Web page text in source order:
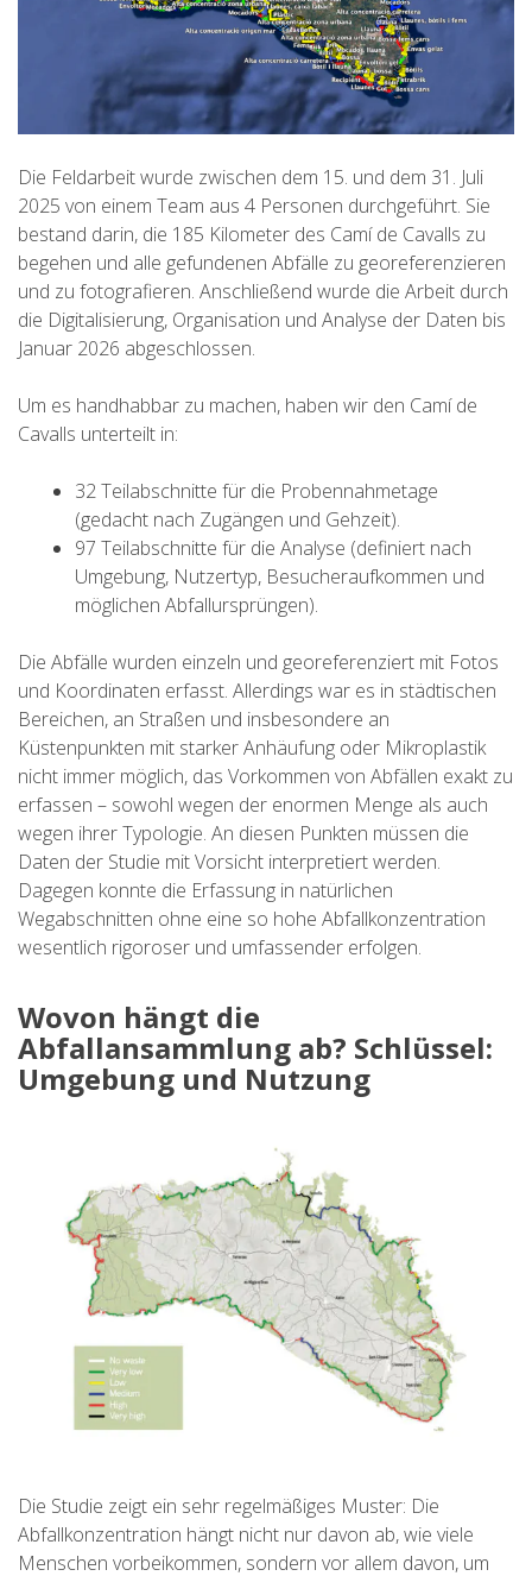
7 ETAPPEN
6 ETAPPEN
4 ETAPPEN
NON-STOP
RANKING
SUPPORT SERVICE
SUBMIT AN ATTEMPT
PREIS
DIENSTLEISTUNGEN
UNTERKUNFT
EXTRAS
REGLEMENT
UMWELTENGAGEMENT
CONSERVATION PROJECT
0º PLASTIC
BACHRENATURIERUNG
Die Feldarbeit wurde zwischen dem 15. und dem 31. Juli
2025 von einem Team aus 4 Personen durchgeführt. Sie
bestand darin, die 185 Kilometer des Camí de Cavalls zu
begehen und alle gefundenen Abfälle zu georeferenzieren
und zu fotografieren. Anschließend wurde die Arbeit durch
die Digitalisierung, Organisation und Analyse der Daten bis
Januar 2026 abgeschlossen.
Um es handhabbar zu machen, haben wir den Camí de
Cavalls unterteilt in:
32 Teilabschnitte für die Probennahmetage
(gedacht nach Zugängen und Gehzeit).
97 Teilabschnitte für die Analyse (definiert nach
Umgebung, Nutzertyp, Besucheraufkommen und
möglichen Abfallursprüngen).
Die Abfälle wurden einzeln und georeferenziert mit Fotos
und Koordinaten erfasst. Allerdings war es in städtischen
Bereichen, an Straßen und insbesondere an
Küstenpunkten mit starker Anhäufung oder Mikroplastik
nicht immer möglich, das Vorkommen von Abfällen exakt zu
erfassen – sowohl wegen der enormen Menge als auch
wegen ihrer Typologie. An diesen Punkten müssen die
Daten der Studie mit Vorsicht interpretiert werden.
Dagegen konnte die Erfassung in natürlichen
Wegabschnitten ohne eine so hohe Abfallkonzentration
wesentlich rigoroser und umfassender erfolgen.
Wovon hängt die
Abfallansammlung ab? Schlüssel:
Umgebung und Nutzung
Die Studie zeigt ein sehr regelmäßiges Muster: Die
Abfallkonzentration hängt nicht nur davon ab, wie viele
Menschen vorbeikommen, sondern vor allem davon, um